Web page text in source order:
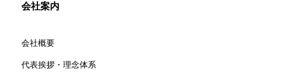
会社案内
会社概要
代表挨拶・理念体系